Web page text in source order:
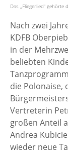
Das „Fliegerlied“ gehörte
Nach zwei
KDFB
in der
beliebten
die Polonaise,
Vertreterin
großen Anteil
Andrea
wieder neue